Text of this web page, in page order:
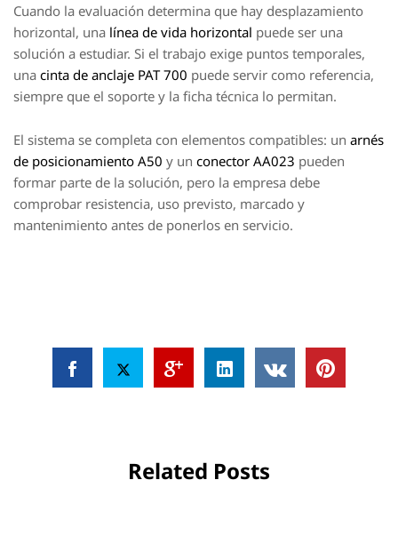
Cuando la evaluación determina que hay desplazamiento
horizontal, una línea de vida horizontal puede ser una
solución a estudiar. Si el trabajo exige puntos temporales,
una cinta de anclaje PAT 700 puede servir como referencia,
siempre que el soporte y la ficha técnica lo permitan.
El sistema se completa con elementos compatibles: un arnés
de posicionamiento A50 y un conector AA023 pueden
formar parte de la solución, pero la empresa debe
comprobar resistencia, uso previsto, marcado y
mantenimiento antes de ponerlos en servicio.
Related Posts